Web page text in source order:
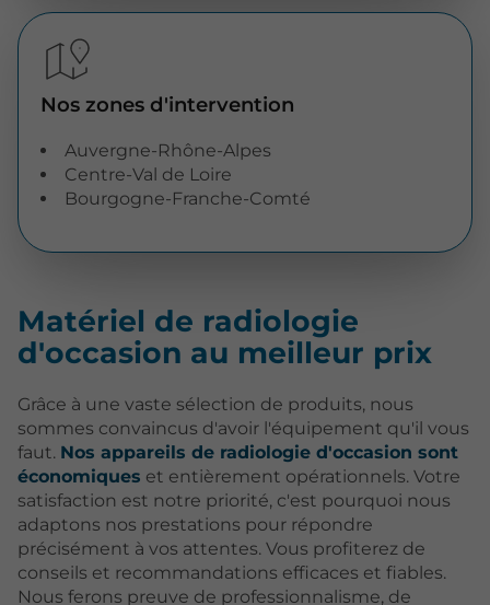
Nos zones d'intervention
Auvergne-Rhône-Alpes
Centre-Val de Loire
Bourgogne-Franche-Comté
Matériel de radiologie
d'occasion au meilleur prix
Grâce à une vaste sélection de produits, nous
sommes convaincus d'avoir l'équipement qu'il vous
faut. Nos appareils de radiologie d'occasion sont
économiques et entièrement opérationnels. Votre
satisfaction est notre priorité, c'est pourquoi nous
adaptons nos prestations pour répondre
précisément à vos attentes. Vous profiterez de
conseils et recommandations efficaces et fiables.
Nous ferons preuve de professionnalisme, de